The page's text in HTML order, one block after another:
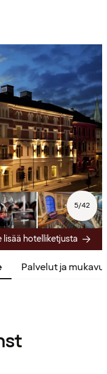
5/42
lisää hotelliketjusta
Palvelut ja